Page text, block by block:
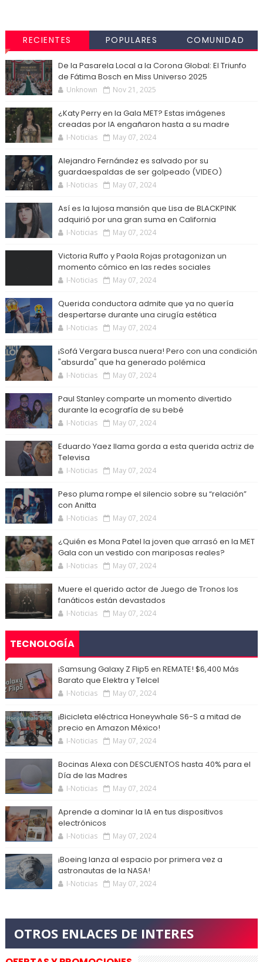
RECIENTES POPULARES COMUNIDAD
De la Pasarela Local a la Corona Global: El Triunfo
de Fátima Bosch en Miss Universo 2025
Unknown Nov 21, 2025
¿Katy Perry en la Gala MET? Estas imágenes
creadas por IA engañaron hasta a su madre
I-Noticias May 07, 2024
Alejandro Fernández es salvado por su
guardaespaldas de ser golpeado (VIDEO)
I-Noticias May 07, 2024
Así es la lujosa mansión que Lisa de BLACKPINK
adquirió por una gran suma en California
I-Noticias May 07, 2024
Victoria Ruffo y Paola Rojas protagonizan un
momento cómico en las redes sociales
I-Noticias May 07, 2024
Querida conductora admite que ya no quería
despertarse durante una cirugía estética
I-Noticias May 07, 2024
¡Sofá Vergara busca nuera! Pero con una condición
"absurda" que ha generado polémica
I-Noticias May 07, 2024
Paul Stanley comparte un momento divertido
durante la ecografía de su bebé
I-Noticias May 07, 2024
Eduardo Yaez llama gorda a esta querida actriz de
Televisa
I-Noticias May 07, 2024
Peso pluma rompe el silencio sobre su “relación”
con Anitta
I-Noticias May 07, 2024
¿Quién es Mona Patel la joven que arrasó en la MET
Gala con un vestido con mariposas reales?
I-Noticias May 07, 2024
Muere el querido actor de Juego de Tronos los
fanáticos están devastados
I-Noticias May 07, 2024
TECNOLOGÍA
¡Samsung Galaxy Z Flip5 en REMATE! $6,400 Más
Barato que Elektra y Telcel
I-Noticias May 07, 2024
¡Bicicleta eléctrica Honeywhale S6-S a mitad de
precio en Amazon México!
I-Noticias May 07, 2024
Bocinas Alexa con DESCUENTOS hasta 40% para el
Día de las Madres
I-Noticias May 07, 2024
Aprende a dominar la IA en tus dispositivos
electrónicos
I-Noticias May 07, 2024
¡Boeing lanza al espacio por primera vez a
astronautas de la NASA!
I-Noticias May 07, 2024